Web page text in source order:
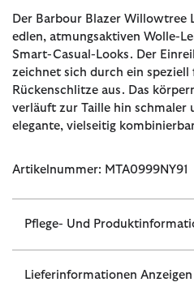
Der Barbour Blazer Willowtree
edlen, atmungsaktiven Wolle-
Smart-Casual-Looks. Der
zeichnet sich durch ein speziell
Rückenschlitze aus. Das
verläuft zur Taille hin schmaler
elegante, vielseitig
Artikelnummer: MTA0999NY91
Pflege- Und
Lieferinformationen Anzeigen